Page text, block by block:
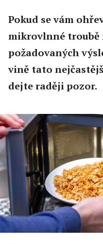
Pokud se vám
mikrovlnné
požadovaných
vině tato
dejte raději pozor.